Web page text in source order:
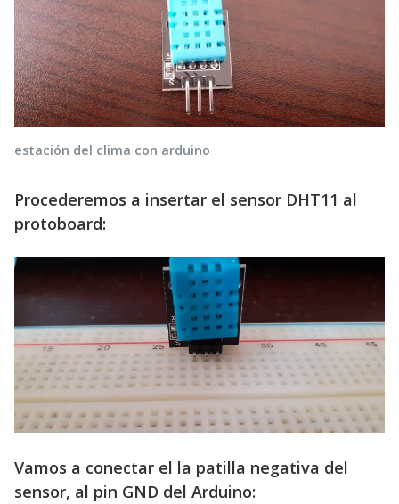
estación del clima con arduino
Procederemos a insertar el sensor DHT11 al
protoboard:
Vamos a conectar el la patilla negativa del
sensor, al pin GND del Arduino: